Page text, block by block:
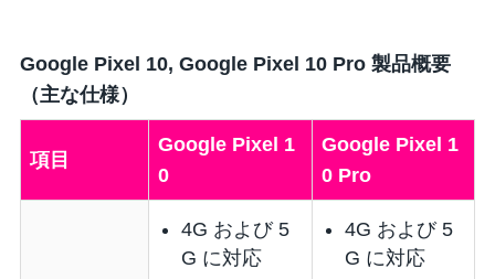
Google Pixel 10, Google Pixel 10 Pro 製品概要
（主な仕様）
項目
Google Pixel 1
0
Google Pixel 1
0 Pro
4G および 5
G に対応
4G および 5
G に対応